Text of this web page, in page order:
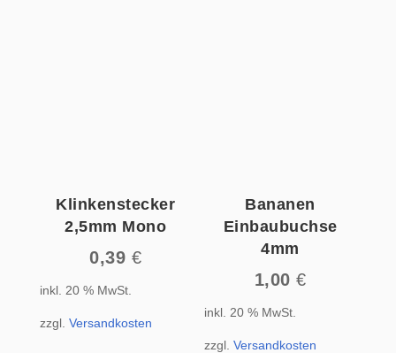
Klinkenstecker
2,5mm Mono
0,39 €
inkl. 20 % MwSt.
zzgl. Versandkosten
Bananen
Einbaubuchse
4mm
1,00€
inkl. 20 % MwSt.
zzgl.Versandkosten